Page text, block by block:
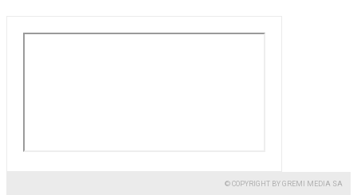
© COPYRIGHT BY GREMI MEDIA SA